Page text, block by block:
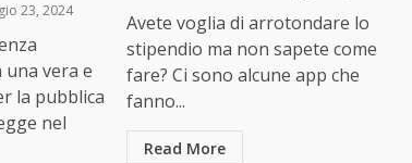
23, 2024
vera e
la pubblica
nel
Avete voglia di arrotondare lo
stipendio ma non sapete come
fare? Ci sono alcune app che
fanno...
Read More